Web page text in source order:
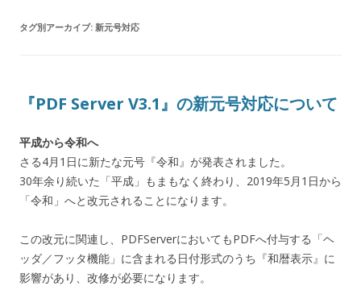
タグ別アーカイブ: 新元号対応
『PDF Server V3.1』の新元号対応について
平成から令和へ
さる4月1日に新たな元号『令和』が発表されました。
30年余り続いた「平成」もまもなく終わり、2019年5月1日から
「令和」へと改元されることになります。
この改元に関連し、PDFServerにおいてもPDFへ付与する「ヘ
ッダ／フッタ機能」に含まれる日付形式のうち『和暦表示』に
影響があり、改修が必要になります。